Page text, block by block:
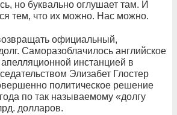
но буквально оглушает там. И
тем, что их можно. Нас можно.
официальный,
Саморазоблачилось английское
апелляционной инстанцией в
Элизабет Глостер
политическое решение
по так называемому «долгу
долларов.